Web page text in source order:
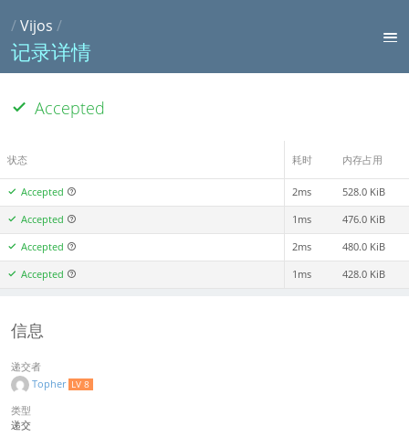
/Vijos /
记录详情
Accepted
状态 耗时 内存占用
Accepted 2ms 528.0 KiB
Accepted 1ms 476.0 KiB
Accepted 2ms 480.0 KiB
Accepted 1ms 428.0 KiB
信息
递交者
Topher LV 8
类型
递交